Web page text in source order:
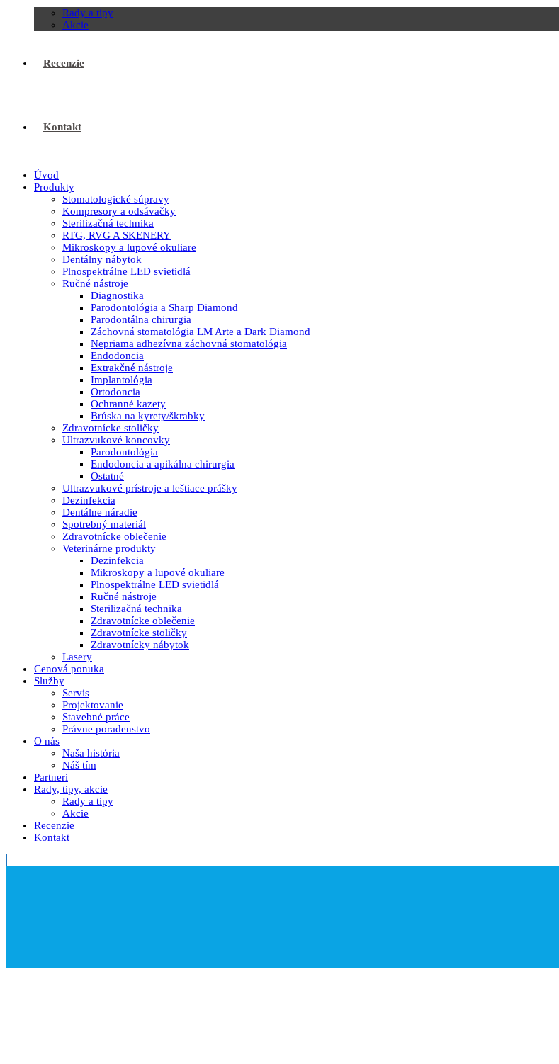
Rady a tipy
Akcie
Recenzie
Kontakt
Úvod
Produkty
Stomatologické súpravy
Kompresory a odsávačky
Sterilizačná technika
RTG, RVG A SKENERY
Mikroskopy a lupové okuliare
Dentálny nábytok
Plnospektrálne LED svietidlá
Ručné nástroje
Diagnostika
Parodontológia a Sharp Diamond
Parodontálna chirurgia
Záchovná stomatológia LM Arte a Dark Diamond
Nepriama adhezívna záchovná stomatológia
Endodoncia
Extrakčné nástroje
Implantológia
Ortodoncia
Ochranné kazety
Brúska na kyrety/škrabky
Zdravotnícke stoličky
Ultrazvukové koncovky
Parodontológia
Endodoncia a apikálna chirurgia
Ostatné
Ultrazvukové prístroje a leštiace prášky
Dezinfekcia
Dentálne náradie
Spotrebný materiál
Zdravotnícke oblečenie
Veterinárne produkty
Dezinfekcia
Mikroskopy a lupové okuliare
Plnospektrálne LED svietidlá
Ručné nástroje
Sterilizačná technika
Zdravotnícke oblečenie
Zdravotnícke stoličky
Zdravotnícky nábytok
Lasery
Cenová ponuka
Služby
Servis
Projektovanie
Stavebné práce
Právne poradenstvo
O nás
Naša história
Náš tím
Partneri
Rady, tipy, akcie
Rady a tipy
Akcie
Recenzie
Kontakt